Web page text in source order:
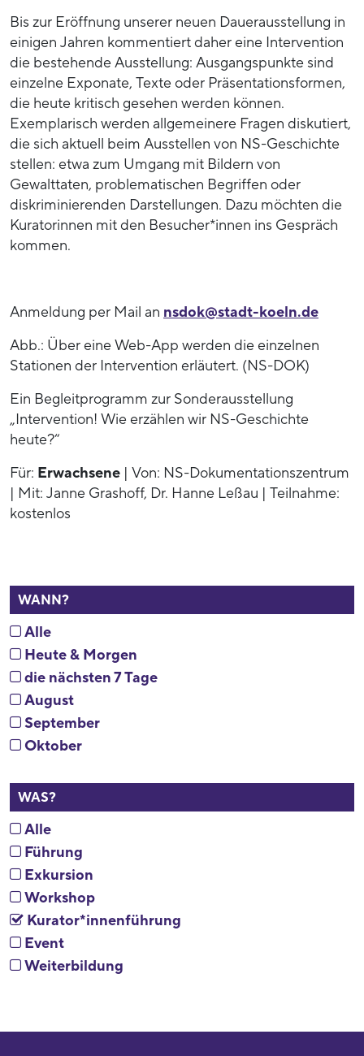
Bis zur Eröffnung unserer neuen Dauerausstellung in
einigen Jahren kommentiert daher eine Intervention
die bestehende Ausstellung: Ausgangspunkte sind
einzelne Exponate, Texte oder Präsentationsformen,
die heute kritisch gesehen werden können.
Exemplarisch werden allgemeinere Fragen diskutiert,
die sich aktuell beim Ausstellen von NS-Geschichte
stellen: etwa zum Umgang mit Bildern von
Gewalttaten, problematischen Begriffen oder
diskriminierenden Darstellungen. Dazu möchten die
Kuratorinnen mit den Besucher*innen ins Gespräch
kommen.
Anmeldung per Mail an nsdok@stadt-koeln.de
Abb.: Über eine Web-App werden die einzelnen
Stationen der Intervention erläutert. (NS-DOK)
Ein Begleitprogramm zur Sonderausstellung
„Intervention! Wie erzählen wir NS-Geschichte
heute?“
Für: Erwachsene | Von: NS-Dokumentationszentrum
| Mit: Janne Grashoff, Dr. Hanne Leßau | Teilnahme:
kostenlos
WANN?
Alle
Heute & Morgen
die nächsten 7 Tage
August
September
Oktober
WAS?
Alle
Führung
Exkursion
Workshop
Kurator*innenführung
Event
Weiterbildung